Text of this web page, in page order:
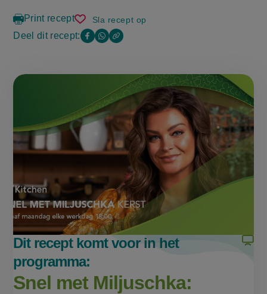
Print recept Sla recept op
trifle
met
glühweinperen
Deel dit recept:
Deel
pagina
Facebook
(opent
venster,
externe
link)
Deel
pagina
op
WhatsApp
(opent
in
venster,
externe
link)
Copy
of
this
page
Dit recept komt voor in het
programma:
Snel met Miljuschka: